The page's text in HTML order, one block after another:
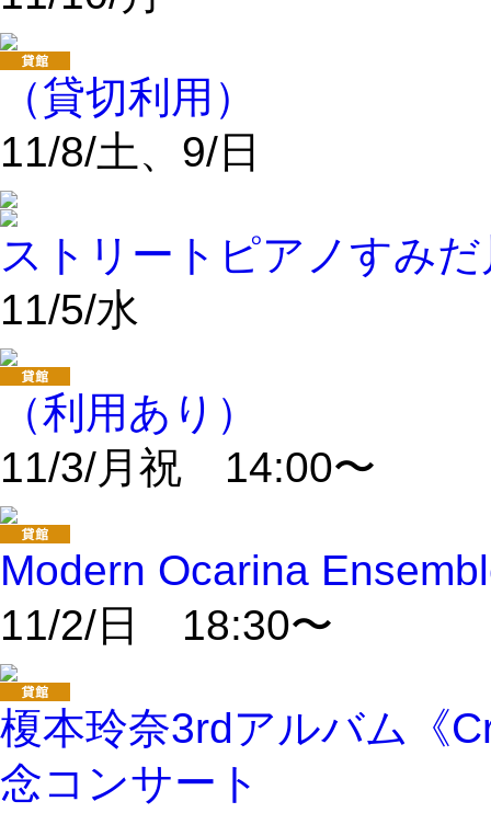
（貸切利用）
11/8/土、9/日
ストリートピアノすみ
11/5/水
（利用あり）
11/3/月祝 14:00〜
Modern Ocarina
11/2/日 18:30〜
榎本玲奈3rdアルバム《
念コンサート